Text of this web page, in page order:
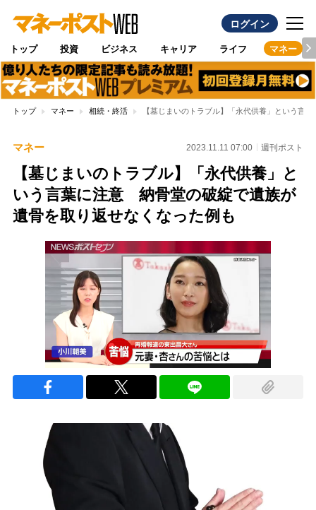
ログイン
トップ 投資 ビジネス キャリア ライフ マネー
トップ マネー 相続・終活 【墓じまいのトラブル】「永代供養」という言
マネー 2023.11.11 07:00 週刊ポスト
【墓じまいのトラブル】「永代供養」と
いう言葉に注意 納骨堂の破綻で遺族が
遺骨を取り返せなくなった例も